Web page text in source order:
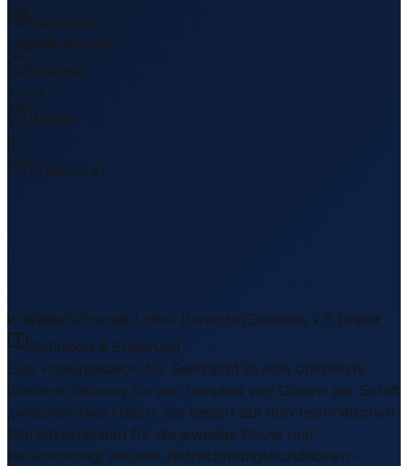
Kategorie
Logistik-Konzept
Lesezeit
1 min
Wörter
62
Erwähnt in
–
Weiterführende Links1 Bereiche/Sections • 5 Links▾
Definition & Erklärung
Eine Preisindikation für Seefracht ist eine orientierte
Kostenschätzung für den Versand von Gütern per Schiff
zwischen zwei Häfen. Sie basiert auf durchschnittlichen
Marktfrachtraten für die jeweilige Route und
berücksichtigt aktuelle Befrachtnungskonditionen –